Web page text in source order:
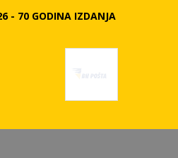
- 70 GODINA IZDANJA